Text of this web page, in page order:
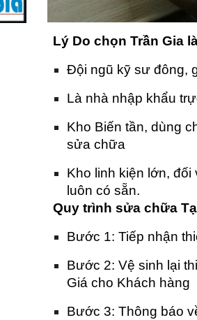
Lý Do chọn Trần Gia
Đội ngũ kỹ sư đông,
Là nhà nhập khẩu
Kho Biến tần, dùng
sửa chữa
Kho linh kiện lớn,
luôn có sẵn.
Quy trình sửa chữa
Bước 1: Tiếp nhận
Bước 2: Vệ sinh lại
Giá cho Khách hàng
Bước 3: Thông báo